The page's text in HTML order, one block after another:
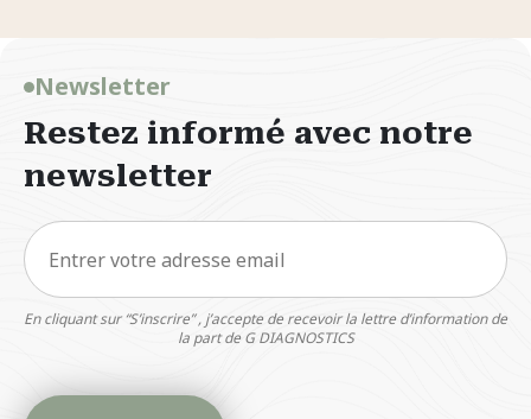
Newsletter
Restez informé avec notre
newsletter
En cliquant sur “S’inscrire” , j’accepte de recevoir la lettre d’information de
la part de G DIAGNOSTICS